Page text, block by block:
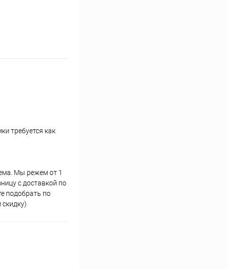
требуется как
Мы режем от 1
с доставкой по
подобрать по